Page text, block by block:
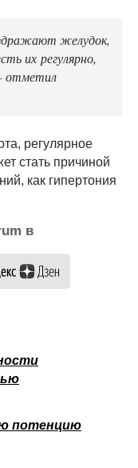
желудок,
их регулярно,
отметил
регулярное
стать причиной
как гипертония
в
потенцию